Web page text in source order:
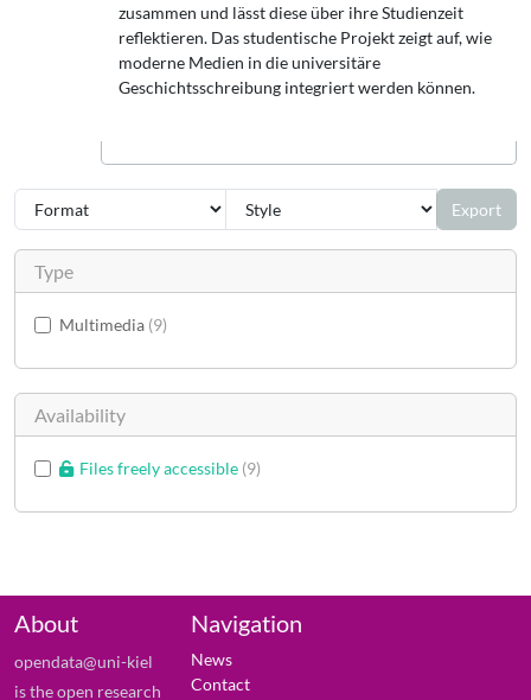
zusammen und lässt diese über ihre Studienzeit
reflektieren. Das studentische Projekt zeigt auf, wie
moderne Medien in die universitäre
Geschichtsschreibung integriert werden können.
Export
Type
Multimedia 9
Availability
Files freely accessible 9
About
opendata@uni-kiel
is the open research
Navigation
News
Contact